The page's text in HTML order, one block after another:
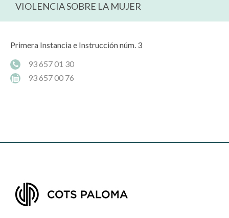
VIOLENCIA SOBRE LA MUJER
Primera Instancia e Instrucción núm. 3
93 657 01 30
93 657 00 76